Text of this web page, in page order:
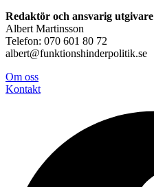
Redaktör och ansvarig utgivare
Albert Martinsson
Telefon: 070 601 80 72
albert@funktionshinderpolitik.se
Om oss
Kontakt